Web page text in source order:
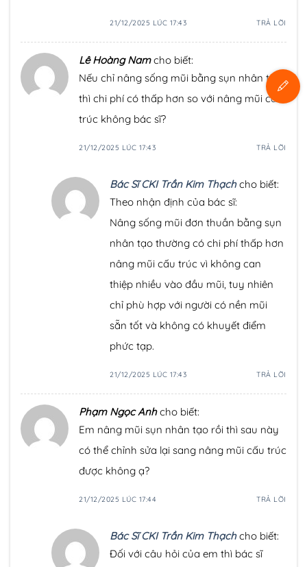
21/12/2025 LÚC 17:43 TRẢ LỜI
Lê Hoàng Nam cho biết:
Nếu chỉ nâng sống mũi bằng sụn nhân tạo
thì chi phí có thấp hơn so với nâng mũi cấu
trúc không bác sĩ?
21/12/2025 LÚC 17:43 TRẢ LỜI
Bác Sĩ CKI Trần Kim Thạch cho biết:
Theo nhận định của bác sĩ:
Nâng sống mũi đơn thuần bằng sụn
nhân tạo thường có chi phí thấp hơn
nâng mũi cấu trúc vì không can
thiệp nhiều vào đầu mũi, tuy nhiên
chỉ phù hợp với người có nền mũi
sẵn tốt và không có khuyết điểm
phức tạp.
21/12/2025 LÚC 17:43 TRẢ LỜI
Phạm Ngọc Anh cho biết:
Em nâng mũi sụn nhân tạo rồi thì sau này
có thể chỉnh sửa lại sang nâng mũi cấu trúc
được không ạ?
21/12/2025 LÚC 17:44 TRẢ LỜI
Bác Sĩ CKI Trần Kim Thạch cho biết:
Đối với câu hỏi của em thì bác sĩ